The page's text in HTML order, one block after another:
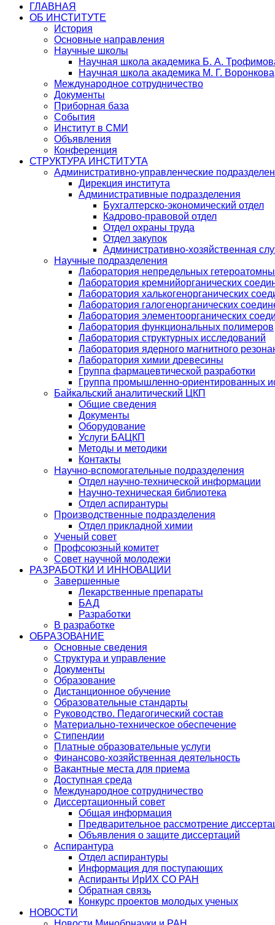
ГЛАВНАЯ
ОБ ИНСТИТУТЕ
История
Основные направления
Научные школы
Научная школа академика Б. А.
Научная школа академика М. Г. Воронкова
Международное сотрудничество
Документы
Приборная база
События
Институт в СМИ
Объявления
Конференция
СТРУКТУРА ИНСТИТУТА
Административно-управленческие
Дирекция института
Административные подразделения
Бухгалтерско-экономический отдел
Кадрово-правовой отдел
Отдел охраны труда
Отдел закупок
Административно-хозяйственная
Научные подразделения
Лаборатория непредельных
Лаборатория кремнийорганических
Лаборатория халькогенорганических
Лаборатория галогенорганических
Лаборатория элементоорганических
Лаборатория функциональных полимеров
Лаборатория структурных исследований
Лаборатория ядерного магнитного
Лаборатория химии древесины
Группа фармацевтической разработки
Группа промышленно-ориентированных
Байкальский аналитический ЦКП
Общие сведения
Документы
Оборудование
Услуги БАЦКП
Методы и методики
Контакты
Научно-вспомогательные подразделения
Отдел научно-технической информации
Научно-техническая библиотека
Отдел аспирантуры
Производственные подразделения
Отдел прикладной химии
Ученый совет
Профсоюзный комитет
Совет научной молодежи
РАЗРАБОТКИ И ИННОВАЦИИ
Завершенные
Лекарственные препараты
БАД
Разработки
В разработке
ОБРАЗОВАНИЕ
Основные сведения
Структура и управление
Документы
Образование
Дистанционное обучение
Образовательные стандарты
Руководство. Педагогический состав
Материально-техническое обеспечение
Стипендии
Платные образовательные услуги
Финансово-хозяйственная деятельность
Вакантные места для приема
Доступная среда
Международное сотрудничество
Диссертационный совет
Общая информация
Предварительное рассмотрение
Объявления о защите диссертаций
Аспирантура
Отдел аспирантуры
Информация для поступающих
Аспиранты ИрИХ СО РАН
Обратная связь
Конкурс проектов молодых ученых
НОВОСТИ